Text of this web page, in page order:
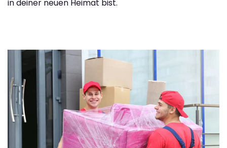
in deiner neuen Heimat bist.